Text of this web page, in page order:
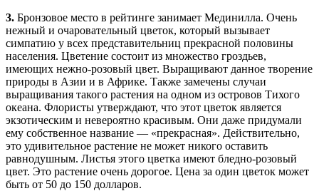
3. Бронзовое место в рейтинге занимает Мединилла. Очень
нежный и очаровательный цветок, который вызывает
симпатию у всех представительниц прекрасной половины
населения. Цветение состоит из множество гроздьев,
имеющих нежно-розовый цвет. Выращивают данное творение
природы в Азии и в Африке. Также замечены случаи
выращивания такого растения на одном из островов Тихого
океана. Флористы утверждают, что этот цветок является
экзотическим и невероятно красивым. Они даже придумали
ему собственное название — «прекрасная». Действительно,
это удивительное растение не может никого оставить
равнодушным. Листья этого цветка имеют бледно-розовый
цвет. Это растение очень дорогое. Цена за один цветок может
быть от 50 до 150 долларов.